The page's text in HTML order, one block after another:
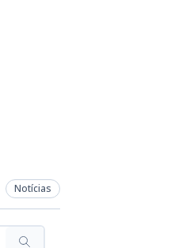
Notícias